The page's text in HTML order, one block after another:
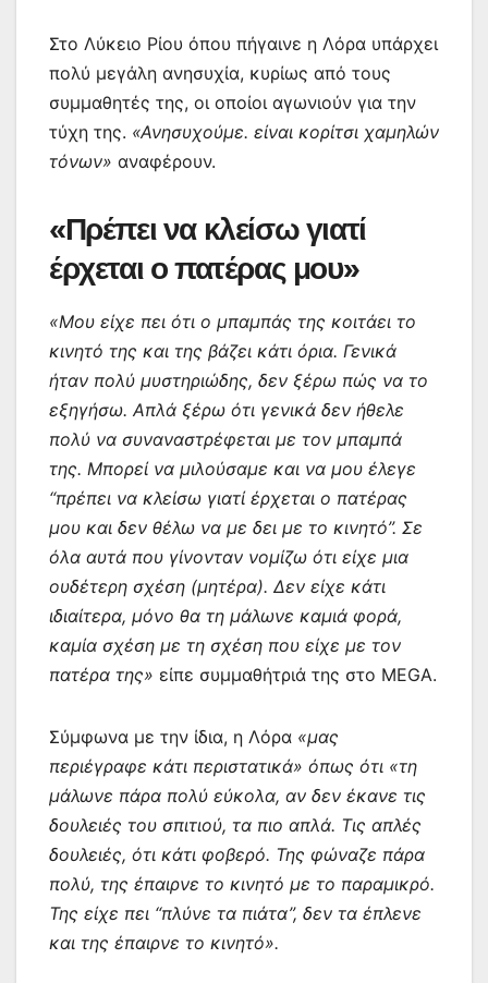
Στο Λύκειο Ρίου όπου πήγαινε η Λόρα υπάρχει
πολύ μεγάλη ανησυχία, κυρίως από τους
συμμαθητές της, οι οποίοι αγωνιούν για την
τύχη της. «Ανησυχούμε. είναι κορίτσι χαμηλών
τόνων» αναφέρουν.
«Πρέπει να κλείσω γιατί
έρχεται ο πατέρας μου»
«Μου είχε πει ότι ο μπαμπάς της κοιτάει το
κινητό της και της βάζει κάτι όρια. Γενικά
ήταν πολύ μυστηριώδης, δεν ξέρω πώς να το
εξηγήσω. Απλά ξέρω ότι γενικά δεν ήθελε
πολύ να συναναστρέφεται με τον μπαμπά
της. Μπορεί να μιλούσαμε και να μου έλεγε
“πρέπει να κλείσω γιατί έρχεται ο πατέρας
μου και δεν θέλω να με δει με το κινητό”. Σε
όλα αυτά που γίνονταν νομίζω ότι είχε μια
ουδέτερη σχέση (μητέρα). Δεν είχε κάτι
ιδιαίτερα, μόνο θα τη μάλωνε καμιά φορά,
καμία σχέση με τη σχέση που είχε με τον
πατέρα της» είπε συμμαθήτριά της στο MEGA.
Σύμφωνα με την ίδια, η Λόρα «μας
περιέγραφε κάτι περιστατικά» όπως ότι «τη
μάλωνε πάρα πολύ εύκολα, αν δεν έκανε τις
δουλειές του σπιτιού, τα πιο απλά. Τις απλές
δουλειές, ότι κάτι φοβερό. Της φώναζε πάρα
πολύ, της έπαιρνε το κινητό με το παραμικρό.
Της είχε πει “πλύνε τα πιάτα”, δεν τα έπλενε
και της έπαιρνε το κινητό».